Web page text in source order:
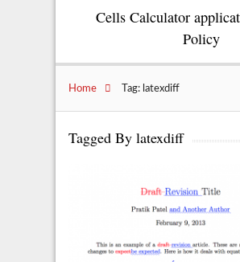
Cells Calculator
Policy
Home Tag: latexdiff
Tagged By latexdiff